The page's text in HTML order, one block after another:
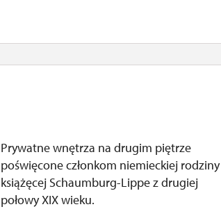
Prywatne wnętrza na drugim piętrze
poświęcone członkom niemieckiej rodziny
książęcej Schaumburg-Lippe z drugiej
połowy XIX wieku.